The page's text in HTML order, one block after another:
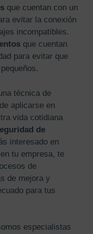
que cuentan con un
evitar la conexión
incompatibles.
que cuentan
para evitar que
técnica de
aplicarse en
vida cotidiana
de
interesado en
tu empresa, te
de
de mejora y
para tus
especialistas